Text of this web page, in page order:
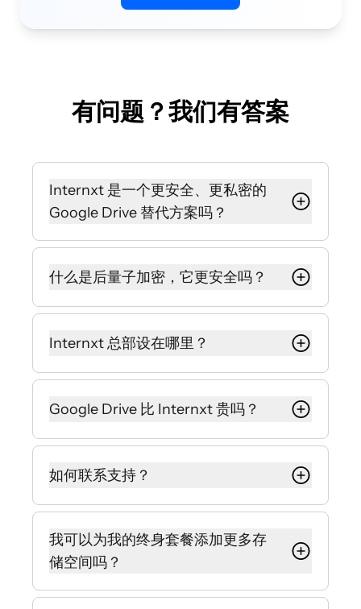
有问题？我们有答案
Internxt 是一个更安全、更私密的
Google Drive 替代方案吗？
是的，Internxt 使用后量子和零知识
加密，保证除了您之外，任何人都无
法查看您的文件。Google Drive 在其
服务器上管理加密密钥，这意味着它
部门提供访问权限。
VPN、防病毒、设备清理工具、暗网
附加功能也为您提供了额外的保护，
什么是后量子加密，它更安全吗？
与标准加密不同，后量子加密算法旨
在抵抗强大的量子攻击，使 PQE 成为
Google Drive 更安全的替代方案。
Internxt 使用这种加密方法，以确保
您的终身云存储计划能够保护您免受
未来的网络安全威胁，并且所有套餐
均可免费使用。
Internxt 总部设在哪里？
Internxt 总部设在西班牙瓦伦西亚，
这使其成为符合 GDPR 的云存储解决
方案，遵守严格的法律以确保您的数
据和隐私得到保护。
Google Drive 比 Internxt 贵吗？
凭借您的独家 0% 折扣，我们所有的套
餐都比 Google 目前提供的定价选项便
宜，同时还提供了比 Google Drive 更
多的功能和隐私。
如何联系支持？
如果您有任何其他问题、请求或需要
帮助，您可以联系
hello@internxt.com，我们的客户成
功团队将很乐意为您提供帮助。
我可以为我的终身套餐添加更多存
储空间吗？
是的，如果您需要添加更多存储空